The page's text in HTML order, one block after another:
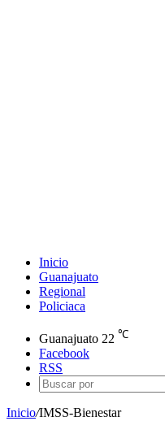
Inicio
Guanajuato
Regional
Policiaca
Guanajuato 22 ℃
Facebook
RSS
Inicio/IMSS-Bienestar